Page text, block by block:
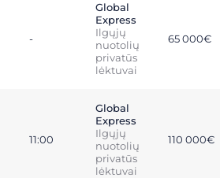
-
Global
Express
Ilgųjų
nuotolių
privatūs
lėktuvai
65 000€
11:00
Global
Express
Ilgųjų
nuotolių
privatūs
lėktuvai
110 000€